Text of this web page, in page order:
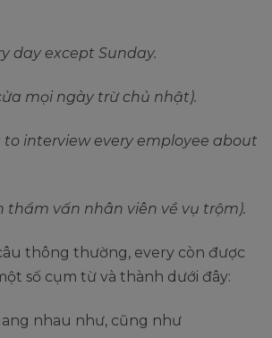
day except Sunday.
mọi ngày trừ chủ nhật).
to interview every employee about
thẩm vấn nhân viên về vụ trộm).
thông thường, every còn được
số cụm từ và thành dưới đây:
nhau như, cũng như